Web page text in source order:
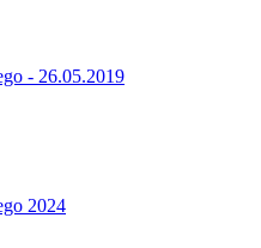
- 26.05.2019
2024